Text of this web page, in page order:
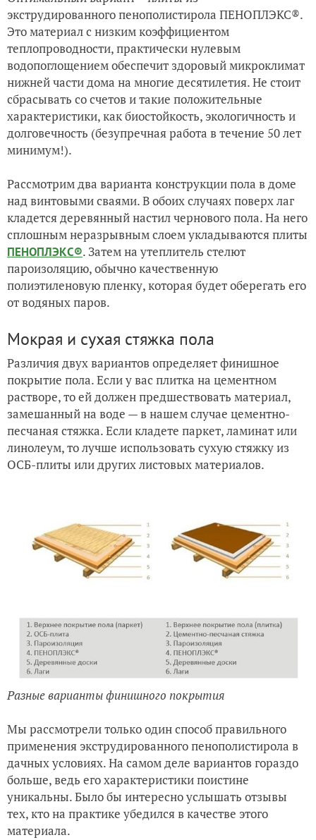
экструдированного пенополистирола ПЕНОПЛЭКС®.
Это материал с низким коэффициентом
теплопроводности, практически нулевым
водопоглощением обеспечит здоровый микроклимат
нижней части дома на многие десятилетия. Не стоит
сбрасывать со счетов и такие положительные
характеристики, как биостойкость, экологичность и
долговечность (безупречная работа в течение 50 лет
минимум!).
Рассмотрим два варианта конструкции пола в доме
над винтовыми сваями. В обоих случаях поверх лаг
кладется деревянный настил чернового пола. На него
сплошным неразрывным слоем укладываются плиты
ПЕНОПЛЭКС®. Затем на утеплитель стелют
пароизоляцию, обычно качественную
полиэтиленовую пленку, которая будет оберегать его
от водяных паров.
Мокрая и сухая стяжка пола
Различия двух вариантов определяет финишное
покрытие пола. Если у вас плитка на цементном
растворе, то ей должен предшествовать материал,
замешанный на воде — в нашем случае цементно-
песчаная стяжка. Если кладете паркет, ламинат или
линолеум, то лучше использовать сухую стяжку из
ОСБ-плиты или других листовых материалов.
Разные варианты финишного покрытия
Мы рассмотрели только один способ правильного
применения экструдированного пенополистирола в
дачных условиях. На самом деле вариантов гораздо
больше, ведь его характеристики поистине
уникальны. Было бы интересно услышать отзывы
тех, кто на практике убедился в качестве этого
материала.